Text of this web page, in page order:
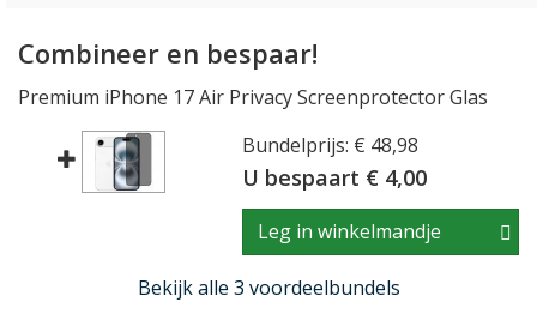
Combineer en bespaar!
Premium iPhone 17 Air Privacy Screenprotector Glas
Bundelprijs: € 48,98
U bespaart € 4,00
Leg in winkelmandje
Bekijk alle 3 voordeelbundels